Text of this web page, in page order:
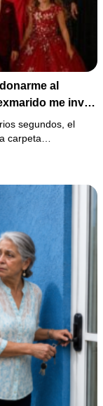
al
me invitó
podría burlarse
y sin hijos. Lo
él quien
segundos, el
carpeta…